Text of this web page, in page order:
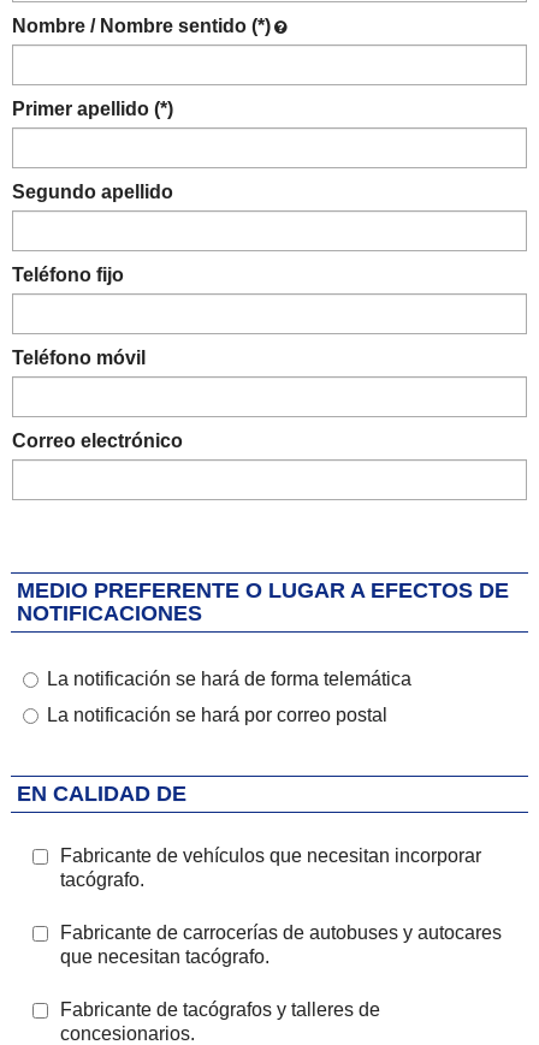
Nombre / Nombre sentido (*)
Primer apellido (*)
Segundo apellido
Teléfono fijo
Teléfono móvil
Correo electrónico
MEDIO PREFERENTE O LUGAR A EFECTOS DE
NOTIFICACIONES
La notificación se hará de forma telemática
La notificación se hará por correo postal
EN CALIDAD DE
Sección en calidad de
Fabricante de vehículos que necesitan incorporar
tacógrafo.
Fabricante de carrocerías de autobuses y autocares
que necesitan tacógrafo.
Fabricante de tacógrafos y talleres de
concesionarios.